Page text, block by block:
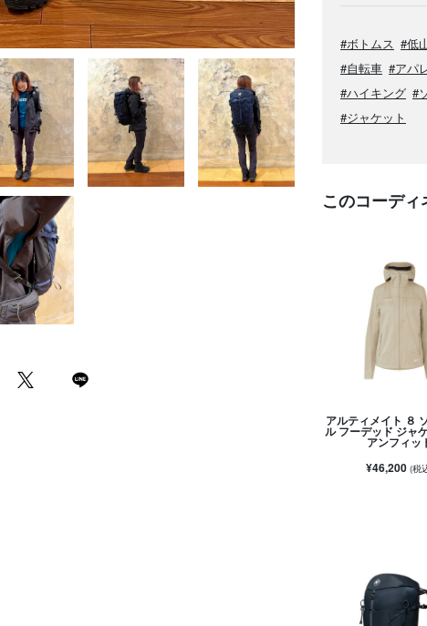
#ボトムス #低
#自転車 #アパ
#ハイキング #
#ジャケット
このコーデ
アルティメイト ８
ル フーデッド ジャ
アンフィッ
¥46,200 (税